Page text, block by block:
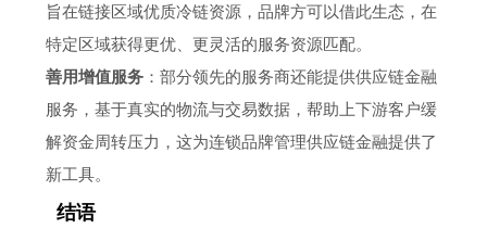
旨在链接区域优质冷链资源，品牌方可以借此生态，在
特定区域获得更优、更灵活的服务资源匹配。
善用增值服务 ：部分领先的服务商还能提供供应链金融
服务，基于真实的物流与交易数据，帮助上下游客户缓
解资金周转压力，这为连锁品牌管理供应链金融提供了
新工具。
结语